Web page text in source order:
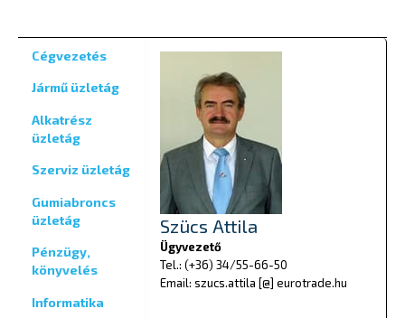
Cégvezetés
Jármű üzletág
Alkatrész
üzletág
Szerviz üzletág
Gumiabroncs
üzletág
Pénzügy,
könyvelés
Informatika
Szücs Attila
Ügyvezető
Tel.: (+36) 34/55-66-50
Email: szucs.attila [@] eurotrade.hu